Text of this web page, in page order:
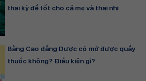
thai kỳ để tốt cho cả mẹ và thai nhi
Bằng Cao đẳng Dược có mở được quầy
thuốc không? Điều kiện gì?